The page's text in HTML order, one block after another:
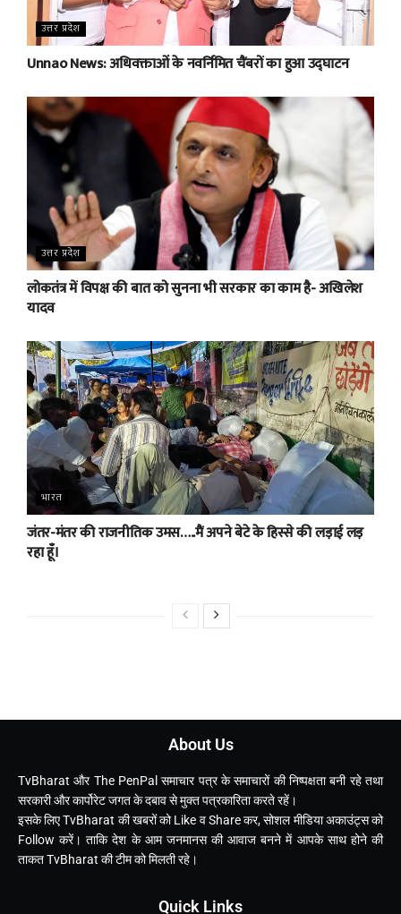
उत्तर प्रदेश
Unnao News: अधिवक्ताओं के नवर्निमित चैंबरों का हुआ उद्घाटन
उत्तर प्रदेश
लोकतंत्र में विपक्ष की बात को सुनना भी सरकार का काम है- अखिलेश
यादव
भारत
जंतर-मंतर की राजनीतिक उमस…..मैं अपने बेटे के हिस्से की लड़ाई लड़
रहा हूँ।
About Us
TvBharat और The PenPal समाचार पत्र के समाचारों की निष्पक्षता बनी रहे तथा
सरकारी और कार्पोरेट जगत के दबाव से मुक्त पत्रकारिता करते रहें।
इसके लिए TvBharat की खबरों को Like व Share कर, सोशल मीडिया अकाउंट्स को
Follow करें। ताकि देश के आम जनमानस की आवाज बनने में आपके साथ होने की
ताकत TvBharat की टीम को मिलती रहे।
Quick Links